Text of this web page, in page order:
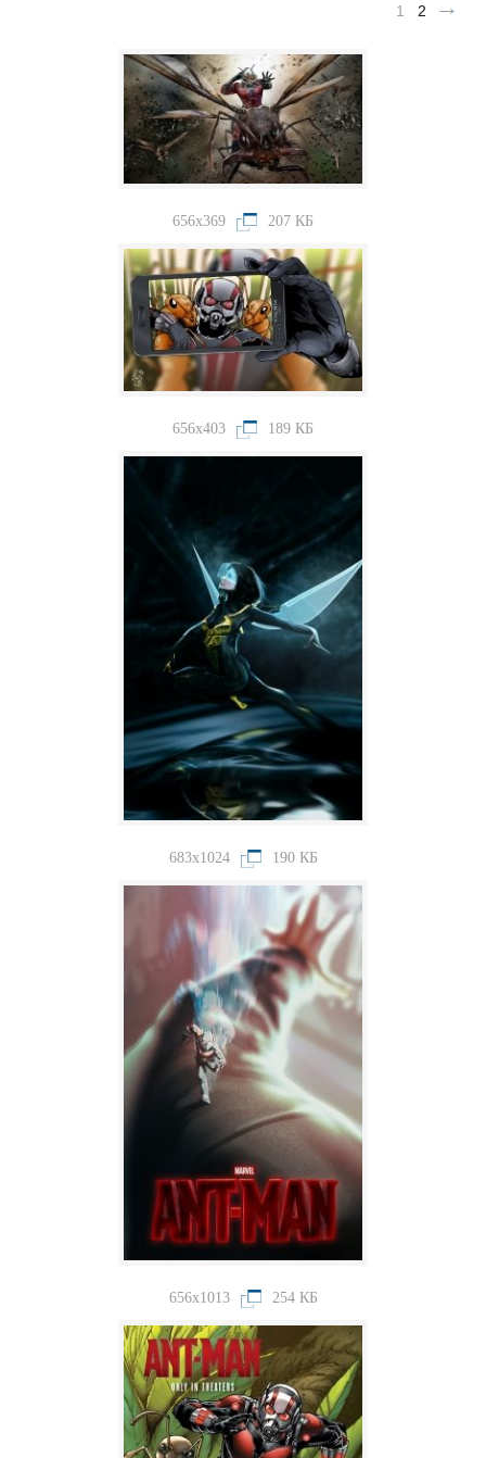
1 2
656x369 207 КБ
656x403 189 КБ
683x1024 190 КБ
656x1013 254 КБ